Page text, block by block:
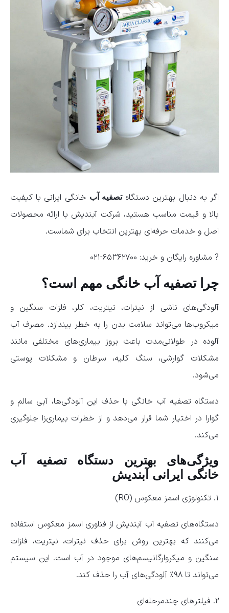
اگر به دنبال بهترین دستگاهتصفیه آب خانگی ایرانی با کیفیت
بالا و قیمت مناسب هستید، شرکت آبندیش با ارائه محصولات
اصل و خدمات حرفه‌ای بهترین انتخاب برای شماست.
? مشاوره رایگان و خرید: ۶۵۳۶۲۷۰۰-۰۲۱
چرا تصفیه آب خانگی مهم است؟
آلودگی‌های ناشی از نیترات، نیتریت، کلر، فلزات سنگین و
میکروب‌ها می‌تواند سلامت بدن را به خطر بیندازد. مصرف آب
آلوده در طولانی‌مدت باعث بروز بیماری‌های مختلفی مانند
مشکلات گوارشی، سنگ کلیه، سرطان و مشکلات پوستی
می‌شود.
دستگاه تصفیه آب خانگی با حذف این آلودگی‌ها، آبی سالم و
گوارا در اختیار شما قرار می‌دهد و از خطرات بیماری‌زا جلوگیری
می‌کند.
ویژگی‌های بهترین دستگاه تصفیه آب
خانگی ایرانی آبندیش
۱. تکنولوژی اسمز معکوس (RO)
دستگاه‌های تصفیه آب آبندیش از فناوری اسمز معکوس استفاده
می‌کنند که بهترین روش برای حذف نیترات، نیتریت، فلزات
سنگین و میکروارگانیسم‌های موجود در آب است. این سیستم
می‌تواند تا ۹۸٪ آلودگی‌های آب را حذف کند.
۲. فیلترهای چندمرحله‌ای